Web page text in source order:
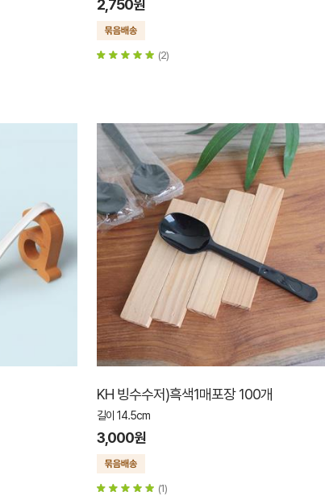
2,750원
(2)
KH 빙수수저)흑색1매포장 100개
길이 14.5cm
3,000원
(1)